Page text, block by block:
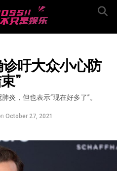
吁大众小心防
”
炎，但也表示“现在好多了”。
October 27, 2021